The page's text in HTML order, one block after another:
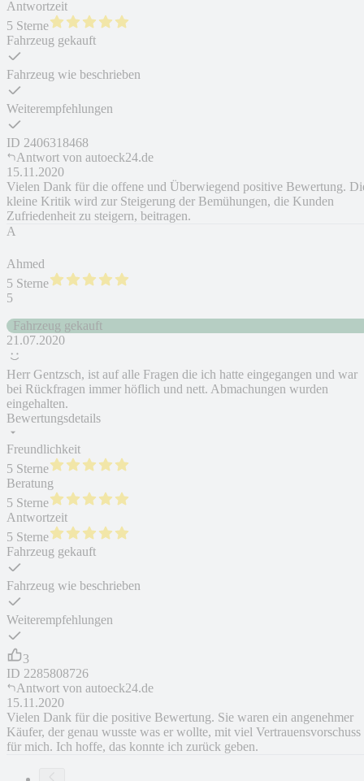
Antwortzeit
5 Sterne
Fahrzeug gekauft
Fahrzeug wie beschrieben
Weiterempfehlungen
ID 2406318468
Antwort von autoeck24.de
15.11.2020
Vielen Dank für die offene und Überwiegend positive Bewertung.
kleine Kritik wird zur Steigerung der Bemühungen, die Kunden
Zufriedenheit zu steigern, beitragen.
A
Ahmed
5 Sterne
5
Fahrzeug gekauft
21.07.2020
Herr Gentzsch, ist auf alle Fragen die ich hatte eingegangen und war
bei Rückfragen immer höflich und nett. Abmachungen wurden
eingehalten.
Bewertungsdetails
Freundlichkeit
5 Sterne
Beratung
5 Sterne
Antwortzeit
5 Sterne
Fahrzeug gekauft
Fahrzeug wie beschrieben
Weiterempfehlungen
3
ID 2285808726
Antwort von autoeck24.de
15.11.2020
Vielen Dank für die positive Bewertung. Sie waren ein angenehmer
Käufer, der genau wusste was er wollte, mit viel Vertrauensvorschuss
für mich. Ich hoffe, das konnte ich zurück geben.